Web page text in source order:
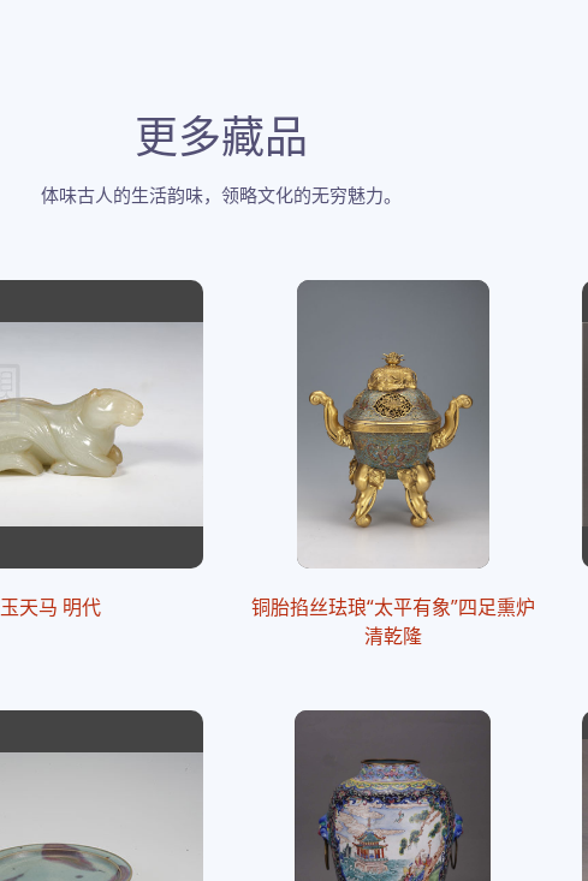
更多藏品
体味古人的生活韵味，领略文化的无穷魅力。
玉天马 明代
铜胎掐丝珐琅“太平有象”四足熏炉
清乾隆